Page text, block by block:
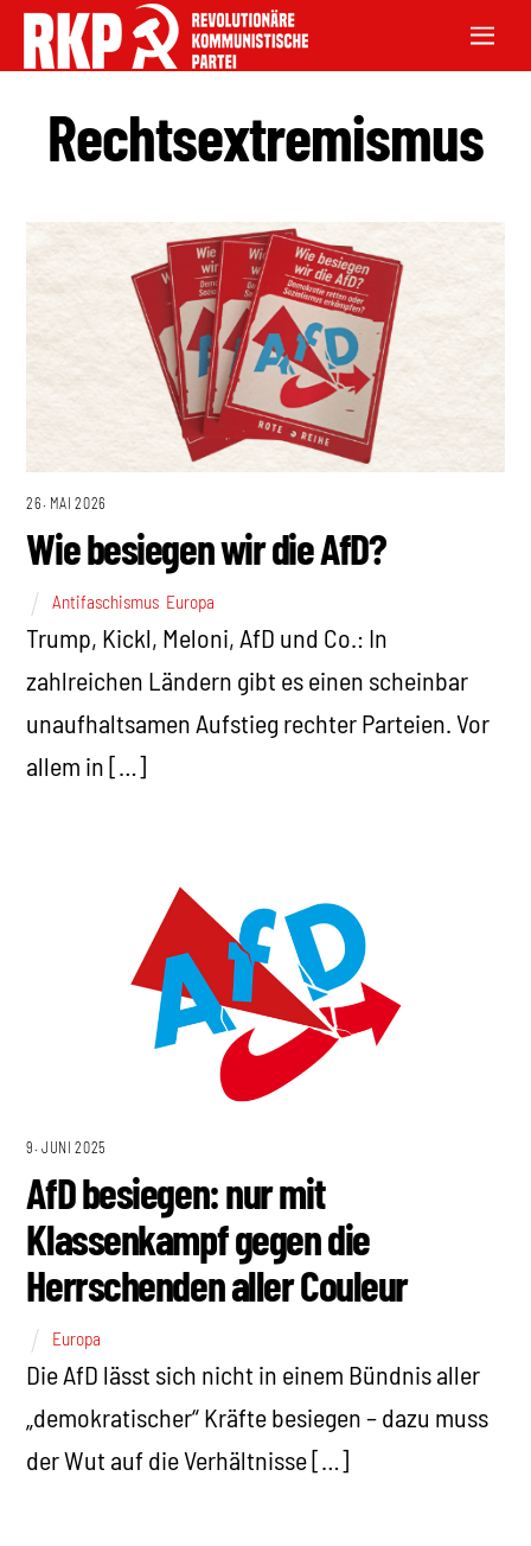
Rechtsextremismus
26. MAI 2026
Wie besiegen wir die AfD?
Antifaschismus Europa
Trump, Kickl, Meloni, AfD und Co.: In
zahlreichen Ländern gibt es einen scheinbar
unaufhaltsamen Aufstieg rechter Parteien. Vor
allem in […]
9. JUNI 2025
AfD besiegen: nur mit
Klassenkampf gegen die
Herrschenden aller Couleur
Europa
Die AfD lässt sich nicht in einem Bündnis aller
„demokratischer“ Kräfte besiegen – dazu muss
der Wut auf die Verhältnisse […]